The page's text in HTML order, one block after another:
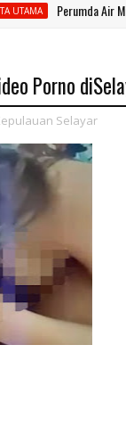
Perumda Air Minum Tirta
Porno
Selayar